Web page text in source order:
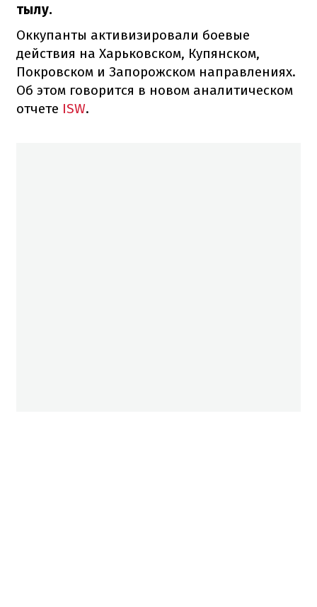
тылу.
Оккупанты активизировали боевые
действия на Харьковском, Купянском,
Покровском и Запорожском направлениях.
Об этом говорится в новом аналитическом
отчете ISW.